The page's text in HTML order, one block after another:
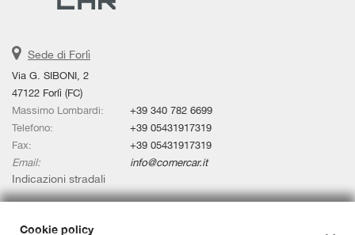
Sede di Forlì
Via G. SIBONI, 2
47122 Forlì (FC)
Massimo Lombardi:
+39 340 782 6699
Telefono:
+39 05431917319
Fax:
+39 05431917319
Email:
info@cornercar.it
Indicazioni stradali
Cookie policy